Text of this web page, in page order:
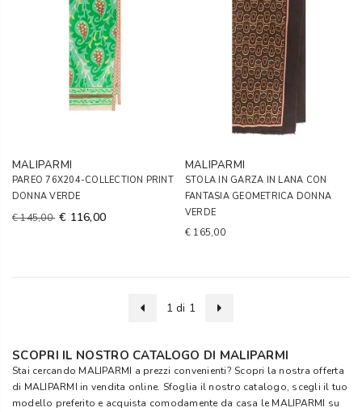
MALIPARMI
PAREO 76X204-COLLECTION PRINT
DONNA VERDE
€ 145,00 € 116,00
MALIPARMI
STOLA IN GARZA IN LANA CON
FANTASIA GEOMETRICA DONNA
VERDE
€ 165,00
1 di 1
SCOPRI IL NOSTRO CATALOGO DI MALIPARMI
Stai cercando MALIPARMI a prezzi convenienti? Scopri la nostra offerta
di MALIPARMI in vendita online. Sfoglia il nostro catalogo, scegli il tuo
modello preferito e acquista comodamente da casa le MALIPARMI su